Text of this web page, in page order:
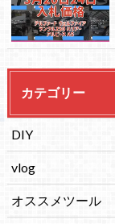
カテゴリー
DIY
vlog
オススメツール